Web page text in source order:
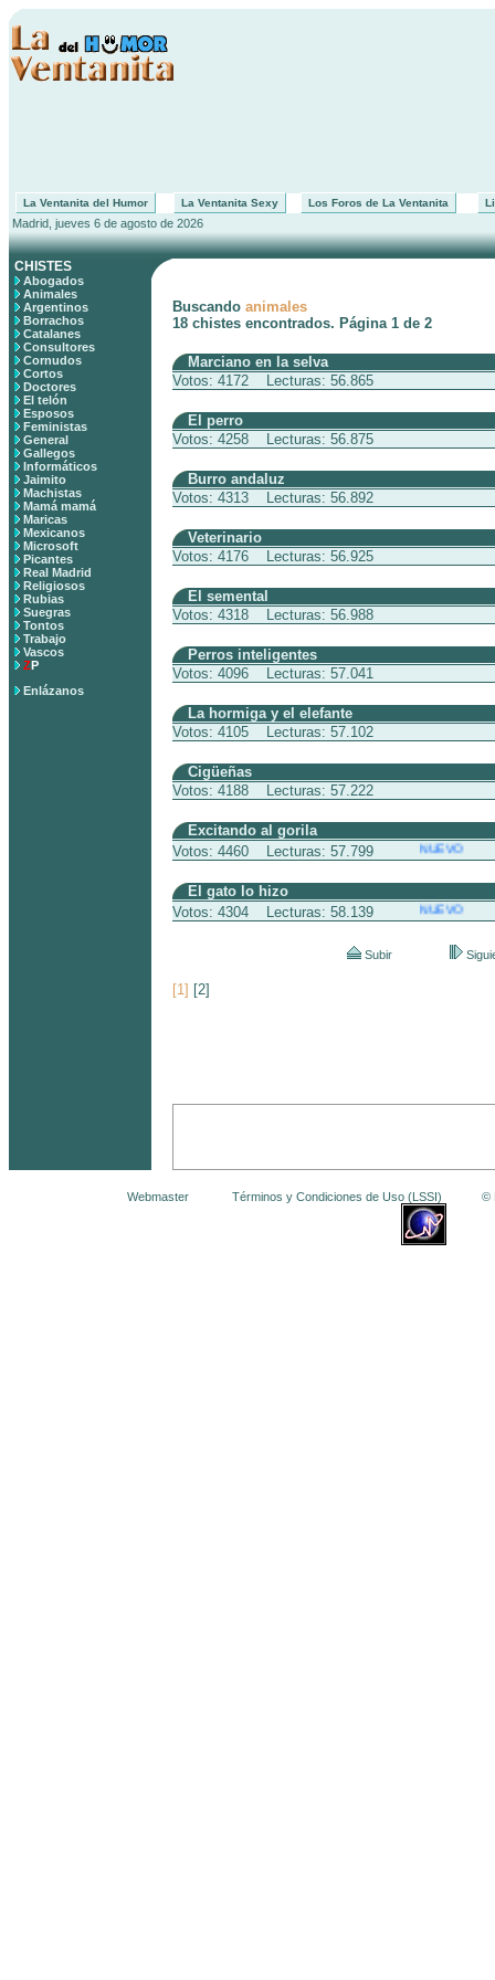
La Ventanita del Humor La Ventanita Sexy Los Foros de La Ventanita
Madrid, jueves 6 de agosto de 2026
CHISTES
Abogados
Animales
Argentinos
Borrachos
Catalanes
Consultores
Cornudos
Cortos
Doctores
El telón
Esposos
Feministas
General
Gallegos
Informáticos
Jaimito
Machistas
Mamá mamá
Maricas
Mexicanos
Microsoft
Picantes
Real Madrid
Religiosos
Rubias
Suegras
Tontos
Trabajo
Vascos
ZP
Enlázanos
Buscando animales
18 chistes encontrados. Página 1 de 2
Marciano en la selva
Votos: 4172 Lecturas: 56.865
El perro
Votos: 4258 Lecturas: 56.875
Burro andaluz
Votos: 4313 Lecturas: 56.892
Veterinario
Votos: 4176 Lecturas: 56.925
El semental
Votos: 4318 Lecturas: 56.988
Perros inteligentes
Votos: 4096 Lecturas: 57.041
La hormiga y el elefante
Votos: 4105 Lecturas: 57.102
Cigüeñas
Votos: 4188 Lecturas: 57.222
Excitando al gorila
Votos: 4460 Lecturas: 57.799
NUEVO
El gato lo hizo
Votos: 4304 Lecturas: 58.139
NUEVO
Subir
[1] [2]
Webmaster Términos y Condiciones de Uso (LSSI) © La